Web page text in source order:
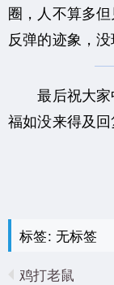
圈，人不算多
反弹的迹象，
最后祝大家
福如没来得及
标签: 无标签
鸡打老鼠